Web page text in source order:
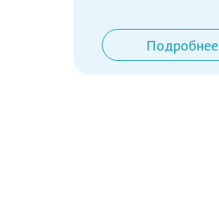
Подробнее